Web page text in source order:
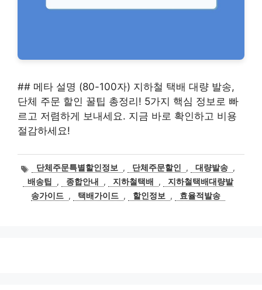
## 메타 설명 (80-100자) 지하철 택배 대량 발송,
단체 주문 할인 꿀팁 총정리! 5가지 핵심 정보로 빠
르고 저렴하게 보내세요. 지금 바로 확인하고 비용
절감하세요!
태
그
단체주문특별할인정보 , 단체주문할인 , 대량발송 ,
배송팁
, 종합안내 , 지하철택배 ,
지하철택배대량발
송가이드 , 택배가이드 , 할인정보 , 효율적발송